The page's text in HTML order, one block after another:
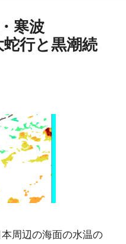
寒波
行と黒潮続
周辺の海面の水温の